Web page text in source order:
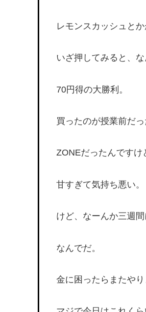
レモンスカッシュとか
いざ押してみると、
70円得の大勝利。
買ったのが授業前だ
ZONEだったんですけ
甘すぎて気持ち悪い。
けど、なーんか三週
なんでだ。
金に困ったらまたやり